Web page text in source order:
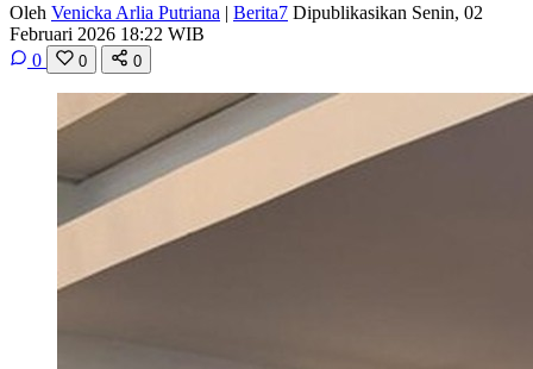
Oleh Venicka Arlia Putriana | Berita7 Dipublikasikan Senin, 02
Februari 2026 18:22 WIB
0
0 0